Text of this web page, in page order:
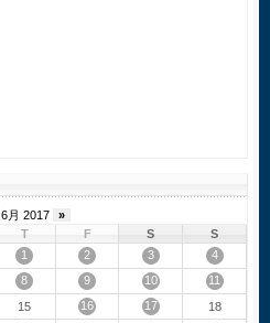
6月 2017
»
T F S
S
1
2 3
4
8 9 10
11
15 16 17
18